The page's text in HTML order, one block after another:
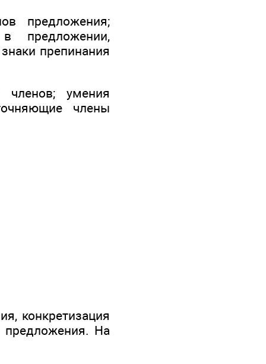
предложения;
предложении,
препинания
умения
члены
конкретизация
На